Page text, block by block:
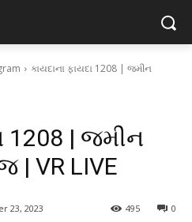
કાયદાના ફાયદા 1208 | જમીન
1208 | જમીન
| VR LIVE
23, 2023 0
495